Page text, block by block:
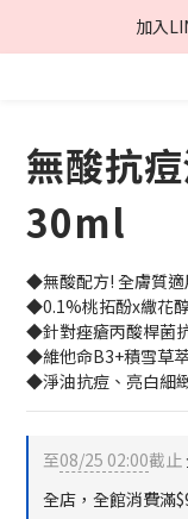
夏日
加入
夏日
無酸抗
30ml
◆無酸配方! 全膚質適
◆0.1%桃拓酚x繖花
◆針對痤瘡丙酸桿菌
◆維他命B3+積雪草
◆淨油抗痘、亮白細
至08/25 02:00截止
全店，全館消費滿